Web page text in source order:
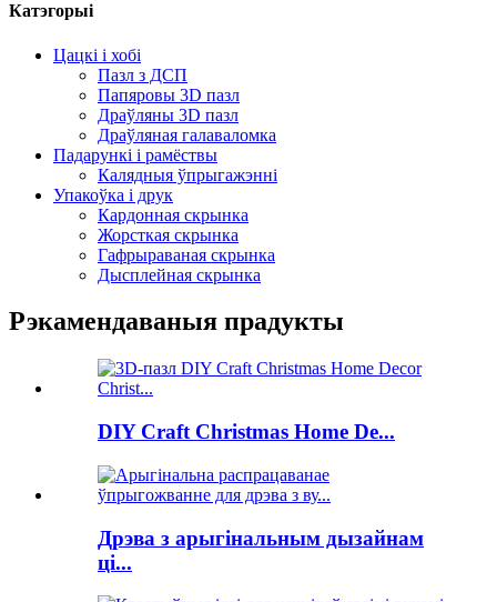
Катэгорыі
Цацкі і хобі
Пазл з ДСП
Папяровы 3D пазл
Драўляны 3D пазл
Драўляная галаваломка
Падарункі і рамёствы
Калядныя ўпрыгажэнні
Упакоўка і друк
Кардонная скрынка
Жорсткая скрынка
Гафрыраваная скрынка
Дысплейная скрынка
Рэкамендаваныя прадукты
DIY Craft Christmas Home De...
Дрэва з арыгінальным дызайнам
ці...